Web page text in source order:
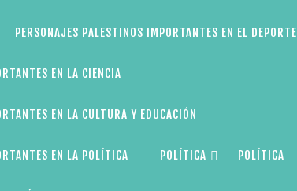
PERSONAJES PALESTINOS IMPORTANTES EN EL DEPORTE
EN LA CIENCIA
EN LA CULTURA Y EDUCACIÓN
EN LA POLÍTICA POLÍTICA POLÍTICA